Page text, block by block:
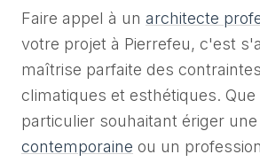
Faire appel à un architecte
votre projet à Pierrefeu, c'est
maîtrise parfaite des
climatiques et esthétiques.
particulier souhaitant ériger une
contemporaine ou un